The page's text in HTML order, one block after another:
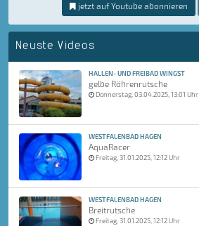
jetzt auf Youtube abonnieren
Neuste Videos
HALLEN- UND FREIBAD WINGST
gelbe Röhrenrutsche
Donnerstag, 03.04.2025, 13:01 Uhr
WESTFALENBAD HAGEN
AquaRacer
Freitag, 31.01.2025, 12:12 Uhr
WESTFALENBAD HAGEN
Breitrutsche
Freitag, 31.01.2025, 12:12 Uhr